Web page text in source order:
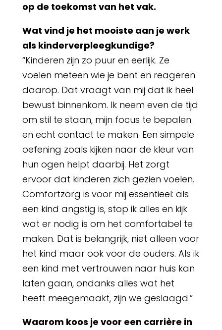
op de toekomst van het vak.
Wat vind je het mooiste aan je werk
als kinderverpleegkundige?
“Kinderen zijn zo puur en eerlijk. Ze
voelen meteen wie je bent en reageren
daarop. Dat vraagt van mij dat ik heel
bewust binnenkom. Ik neem even de tijd
om stil te staan, mijn focus te bepalen
en echt contact te maken. Een simpele
oefening zoals kijken naar de kleur van
hun ogen helpt daarbij. Het zorgt
ervoor dat kinderen zich gezien voelen.
Comfortzorg is voor mij essentieel: als
een kind angstig is, stop ik alles en kijk
wat er nodig is om het comfortabel te
maken. Dat is belangrijk, niet alleen voor
het kind maar ook voor de ouders. Als ik
een kind met vertrouwen naar huis kan
laten gaan, ondanks alles wat het
heeft meegemaakt, zijn we geslaagd.”
Waarom koos je voor een carrière in